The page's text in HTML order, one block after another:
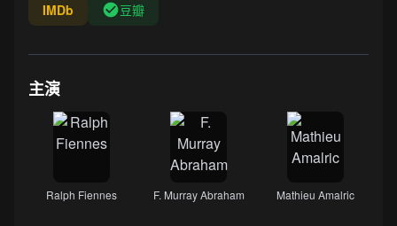
IMDb 豆瓣
主演
Ralph Fiennes F. Murray Abraham Mathieu Amalric